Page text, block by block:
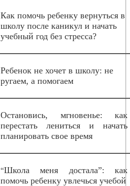
Как помочь ребенку вернуться в
школу после каникул и начать
учебный год без стресса?
Ребенок не хочет в школу: не
ругаем, а помогаем
Остановись, мгновенье: как
перестать лениться и начать
планировать свое время
“Школа меня достала”: как
помочь ребенку увлечься учебой